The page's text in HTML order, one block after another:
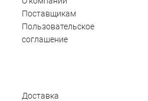
Поставщикам
Пользовательское
соглашение
Доставка